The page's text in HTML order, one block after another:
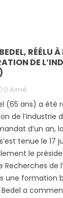
RÉÉLU
DE
0 Aimé
(65 ans) a été
de l’industrie
d’un an,
tenue le 17
le
Recherches de
une formation
Bedel a